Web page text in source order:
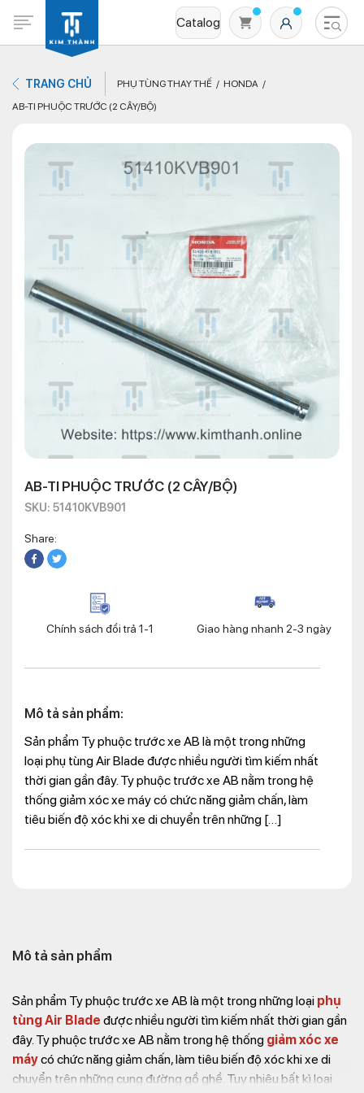
Catalog
Không có sản phẩm nào trong giỏ hàng
TRANG CHỦ PHỤ TÙNG THAY THẾ
HONDA
AB-TI PHUỘC TRƯỚC (2 CÂY/BỘ)
AB-TI PHUỘC TRƯỚC (2 CÂY/BỘ)
SKU: 51410KVB901
Share:
Chính sách đổi trả 1-1 Giao hàng nhanh 2-3 ngày
Mô tả sản phẩm:
Sản phẩm Ty phuộc trước xe AB là một trong những
loại phụ tùng Air Blade được nhiều người tìm kiếm nhất
thời gian gần đây. Ty phuộc trước xe AB nằm trong hệ
thống giảm xóc xe máy có chức năng giảm chấn, làm
tiêu biến độ xóc khi xe di chuyển trên những […]
Mô tả sản phẩm
Sản phẩm Ty phuộc trước xe AB là một trong những loại phụ
tùng Air Blade được nhiều người tìm kiếm nhất thời gian gần
đây. Ty phuộc trước xe AB nằm trong hệ thống giảm xóc xe
máycó chức năng giảm chấn, làm tiêu biến độ xóc khi xe di
chuyển trên những cung đường gồ ghề. Tuy nhiêu bất kì loại